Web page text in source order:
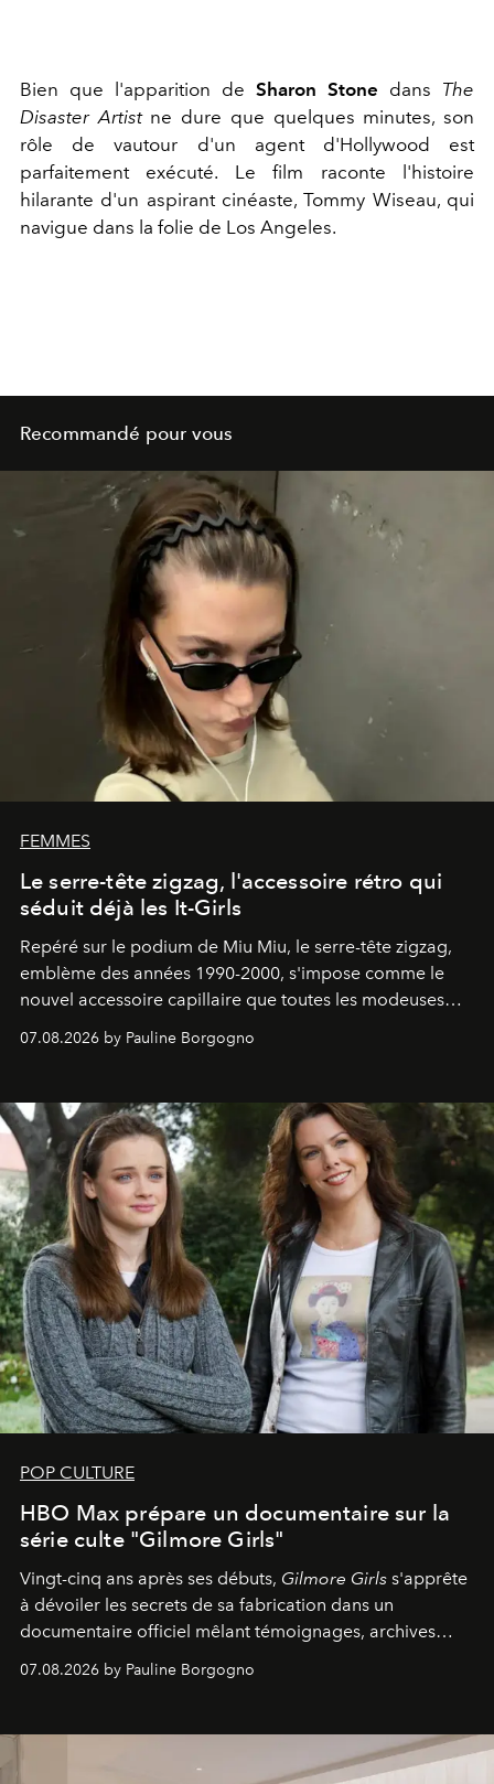
Bien que l'apparition de Sharon Stone dans The
Disaster Artist ne dure que quelques minutes, son
rôle de vautour d'un agent d'Hollywood est
parfaitement exécuté. Le film raconte l'histoire
hilarante d'un aspirant cinéaste, Tommy Wiseau, qui
navigue dans la folie de Los Angeles.
Recommandé pour vous
FEMMES
Le serre-tête zigzag, l'accessoire rétro qui
séduit déjà les It-Girls
Repéré sur le podium de Miu Miu, le serre-tête zigzag,
emblème des années 1990-2000, s'impose comme le
nouvel accessoire capillaire que toutes les modeuses
07.08.2026 by Pauline Borgogno
POP CULTURE
HBO Max prépare un documentaire sur la
série culte "Gilmore Girls"
Vingt-cinq ans après ses débuts, Gilmore Girls s'apprête
à dévoiler les secrets de sa fabrication dans un
documentaire officiel mêlant témoignages, archives
générationnel.
07.08.2026 by Pauline Borgogno